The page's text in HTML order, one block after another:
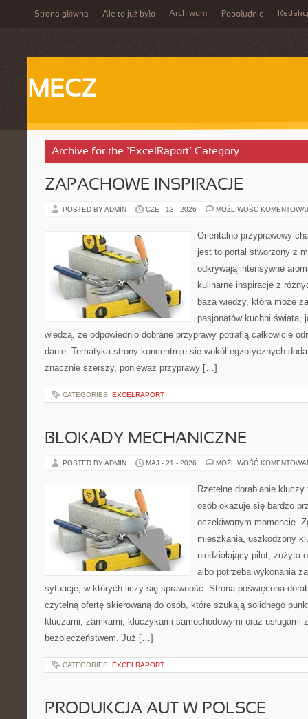
Strona główna Ale to już było Archiwum Popołudnie
MECZ
Archive for the ‘ExcelRaport’ Category
ZAPACHOWE INSPIRACJE
POSTED BY ADMIN CZE - 13 - 2026 MOŻLIWOŚĆ
Orientalno-przyprawowy
jest to portal stworzony z
odkrywają intensywne
kulinarne inspiracje z
baza wiedzy, która może
pasjonatów kuchni świata,
wiedzą, że odpowiednio dobrane przyprawy potrafią całkowicie
danie. Tematyka strony koncentruje się wokół egzotycznych
znacznie szerszy, ponieważ przyprawy […]
CATEGORIES: EXCELRAPORT
BLOKADY MECHANICZNE
POSTED BY ADMIN MAJ - 21 - 2026 MOŻLIWOŚĆ
Rzetelne dorabianie
osób okazuje się bardzo
oczekiwanym momencie.
mieszkania, uszkodzony
niedziałający pilot, zużyta
albo potrzeba wykonania
sytuacje, w których liczy się sprawność. Strona poświęcona
czytelną ofertę skierowaną do osób, które szukają solidnego
kluczami, zamkami, kluczykami samochodowymi oraz usługami
bezpieczeństwem. Już […]
CATEGORIES: EXCELRAPORT
PRODUKCJA AUT W POLSCE